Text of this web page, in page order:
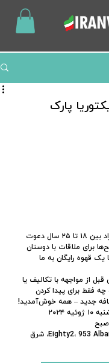
پارک
اسپیل د بینز از همه افراد بین ۱۸ تا ۲۵ سال دعوت
می‌کند که چهارشنبه صبح‌ها برای ملاقات با دوستان
قهوه رایگان به ما
از مواجهه با تکالیف یا
چه فقط برای پیدا کردن
۲۰۲۴
: کافه Eighty2، 953 Albany Highway، شرق